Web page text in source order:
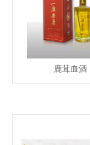
鹿茸血酒